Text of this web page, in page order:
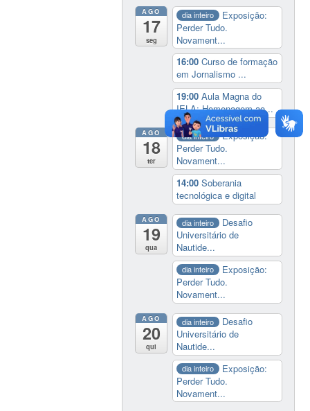
AGO
17
seg
dia inteiro
Exposição:
Perder Tudo.
Novament...
16:00Curso de formação
em Jornalismo ...
19:00Aula Magna do
IELA: Homenagem ao...
AGO
18
ter
dia inteiro
Exposição:
Perder Tudo.
Novament...
14:00Soberania
tecnológica e digital
AGO
19
qua
dia inteiro
Desafio
Universitário de
Nautide...
dia inteiro
Exposição:
Perder Tudo.
Novament...
AGO
20
qui
dia inteiro
Desafio
Universitário de
Nautide...
dia inteiro
Exposição:
Perder Tudo.
Novament...